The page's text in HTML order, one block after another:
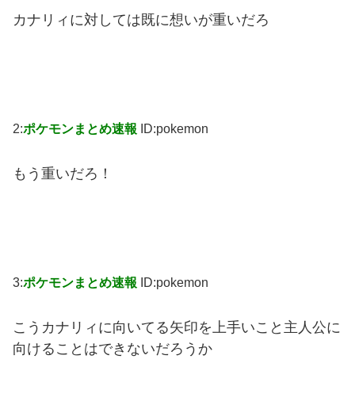
カナリィに対しては既に想いが重いだろ
2:ポケモンまとめ速報 ID:pokemon
もう重いだろ！
3:ポケモンまとめ速報 ID:pokemon
こうカナリィに向いてる矢印を上手いこと主人公に
向けることはできないだろうか